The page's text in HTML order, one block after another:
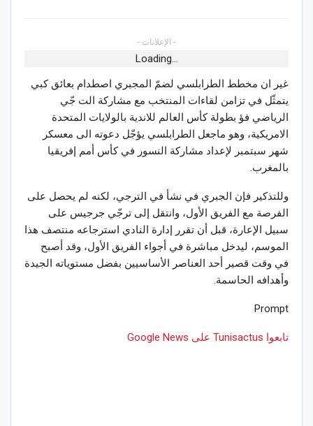
- الإعلانات -
Loading...
غير ان مخطط الطرابلسي لضمّ المجبري اصطدام بعائق كبي
يتمثّل في تزامن لقاءات المنتخب مع مشاركة الت جّي
الرياضي فؤ بطولة كأس العالم للاندية بالولايات المتحدة
الامريكية، وهو ماجعل الطرابلسي يؤجّل دعوته الى معسكر
شهر سبتمبر لإعداد مشاركة النسور في كأس أمم إفريقيا
بالمغرب.
وللتذكير فإن الجبري في نشأ في الترجي، لكنه لم يحصل على
الفرصة مع الفريق الأول، وانتقل إلى ترجّي جرجيس على
سبيل الإعارة، قبل أن تقرر إدارة النادي استرجاعه منتصف هذا
الموسم، ليدخل مباشرة في أجواء الفريق الأول، وقد أصبح
في وقت قصير أحد العناصر الأساسيين بفضل مستوياته الجيدة
وأهدافه الحاسمة.
Prompt
تابعوا Tunisactus على Google News